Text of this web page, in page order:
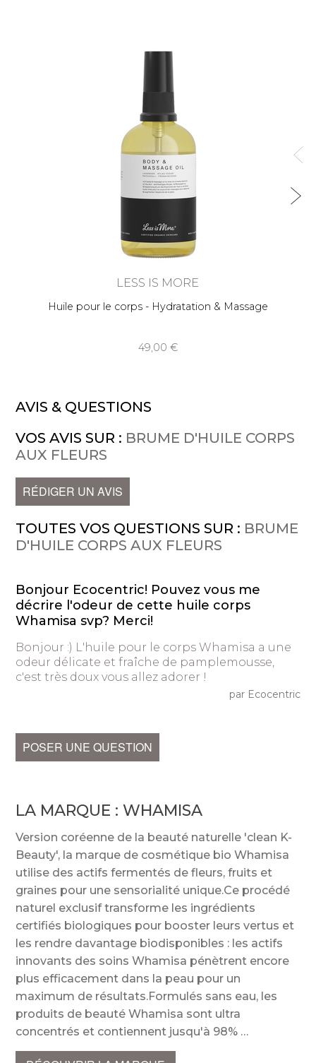
LESS IS MORE
Huile pour le corps - Hydratation & Massage
49,00
AVIS & QUESTIONS
VOS AVIS SUR : BRUME D'HUILE CORPS
AUX FLEURS
RÉDIGER UN AVIS
TOUTES VOS QUESTIONS SUR : BRUME
D'HUILE CORPS AUX FLEURS
Bonjour Ecocentric! Pouvez vous me
décrire l'odeur de cette huile corps
Whamisa svp? Merci!
Bonjour :) L'huile pour le corps Whamisa a une
odeur délicate et fraîche de pamplemousse,
c'est très doux vous allez adorer !
par Ecocentric
POSER UNE QUESTION
LA MARQUE :WHAMISA
Version coréenne de la beauté naturelle 'clean K-
Beauty', la marque de cosmétique bio Whamisa
utilise des actifs fermentés de fleurs, fruits et
graines pour une sensorialité unique.Ce procédé
naturel exclusif transforme les ingrédients
certifiés biologiques pour booster leurs vertus et
les rendre davantage biodisponibles : les actifs
innovants des soins Whamisa pénètrent encore
plus efficacement dans la peau pour un
maximum de résultats.Formulés sans eau, les
produits de beauté Whamisa sont ultra
concentrés et contiennent jusqu'à 98%